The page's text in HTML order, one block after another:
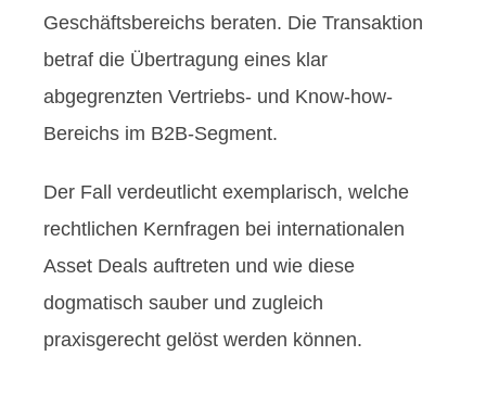
Geschäftsbereichs beraten. Die Transaktion
betraf die Übertragung eines klar
abgegrenzten Vertriebs- und Know-how-
Bereichs im B2B-Segment.
Der Fall verdeutlicht exemplarisch, welche
rechtlichen Kernfragen bei internationalen
Asset Deals auftreten und wie diese
dogmatisch sauber und zugleich
praxisgerecht gelöst werden können.